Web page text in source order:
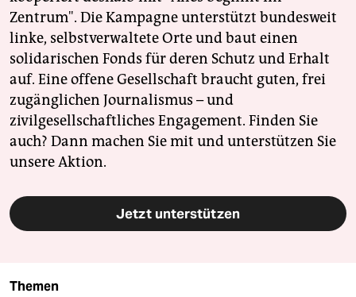
Zentrum". Die Kampagne unterstützt bundesweit
linke, selbstverwaltete Orte und baut einen
solidarischen Fonds für deren Schutz und Erhalt
auf. Eine offene Gesellschaft braucht guten, frei
zugänglichen Journalismus – und
zivilgesellschaftliches Engagement. Finden Sie
auch? Dann machen Sie mit und unterstützen Sie
unsere Aktion.
Jetzt unterstützen
Themen